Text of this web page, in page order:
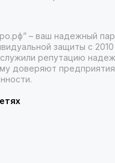
– ваш надежный
защиты с 2010
репутацию
доверяют